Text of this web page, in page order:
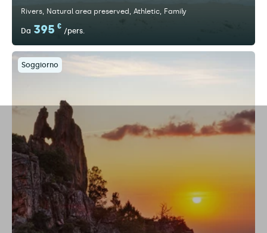
Rivers Natural area preserved Athletic Family
Da 395 €
/pers.
Soggiorno